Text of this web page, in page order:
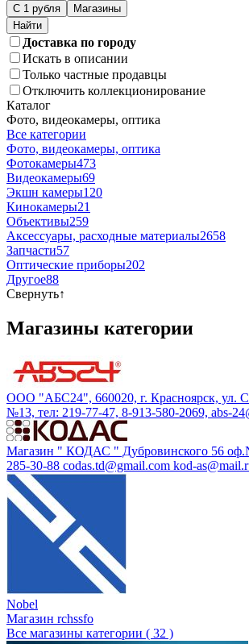
С 1 рубля
Магазины
Доставка по городу
Искать в описании
Только частные продавцы
Отключить коллекционирование
Каталог
Фото, видеокамеры, оптика
Все категории
Фото, видеокамеры, оптика
Фотокамеры473
Видеокамеры69
Экшн камеры120
Кинокамеры21
Объективы259
Аксессуары, расходные материалы2658
Запчасти57
Оптические приборы202
Другое88
Свернуть↑
Магазины категории
ООО "АБС24", 660020, г. Красноярск, ул.
№13, тел: 219-77-47, 8-913-580-2069, abs-
Магазин " КОДАС " Дубровинского 56
285-30-88 codas.td@gmail.com kod-
Nobel
Магазин rchssfo
Все магазины категории ( 32 )